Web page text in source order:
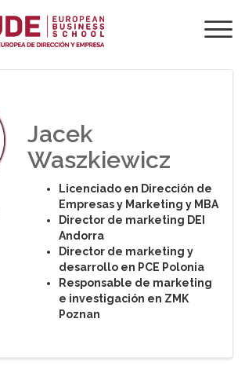
DE
EUDE
Jacek
Waszkiewicz
Licenciado en Dirección de
Empresas y Marketing y MBA
Director de marketing DEI
Andorra
Director de marketing y
desarrollo en PCE Polonia
Responsable de marketing
e investigación en ZMK
Poznan